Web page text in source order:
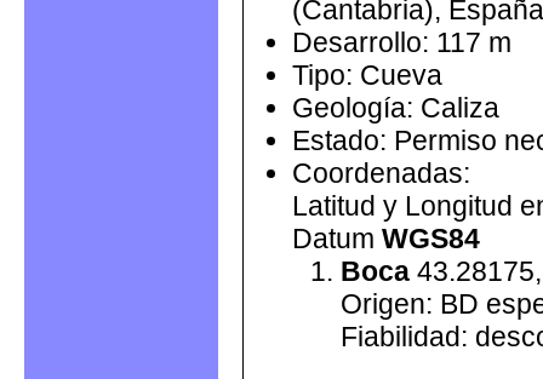
(Cantabria), España
Desarrollo: 117 m
Tipo: Cueva
Geología: Caliza
Estado: Permiso
Coordenadas:
Latitud y Longitud
Datum WGS84
Boca
Origen: BD
Fiabilidad: